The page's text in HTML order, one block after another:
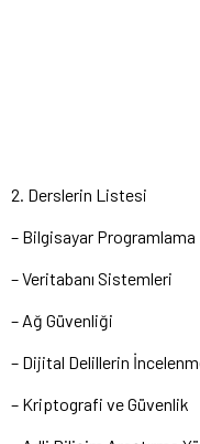
2. Derslerin Listesi
– Bilgisayar Programlama
– Veritabanı Sistemleri
– Ağ Güvenliği
– Dijital Delillerin
– Kriptografi ve Güvenlik